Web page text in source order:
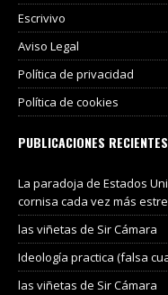
Escrivivo
Aviso Legal
Política de privacidad
Política de cookies
PUBLICACIONES RECIENTES
La paradoja de Estados
cornisa cada vez más
las viñetas de Sir Cámara
Ideología practica (falsa
las viñetas de Sir Cámara